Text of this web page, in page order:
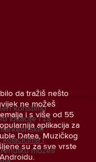
da tražiš nešto
ne možeš
i s više od 55
aplikacija za
Datea, Muzičkog
su za sve vrste
koristimo
lokacije i za
i
možeš